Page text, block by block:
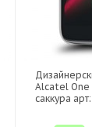
Alcatel One
саккура